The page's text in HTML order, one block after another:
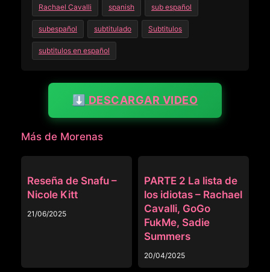
Rachael Cavalli spanish sub español
subespañol subtitulado Subtitulos
subtitulos en español
⬇️ DESCARGAR VIDEO
Más de Morenas
Reseña de Snafu –
Nicole Kitt
21/06/2025
PARTE 2 La lista de
los idiotas – Rachael
Cavalli, GoGo
FukMe, Sadie
Summers
20/04/2025